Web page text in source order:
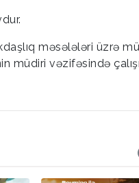
məsələləri üzrə
vəzifəsində